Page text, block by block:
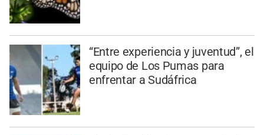
“Entre experiencia y juventud”, el
equipo de Los Pumas para
enfrentar a Sudáfrica